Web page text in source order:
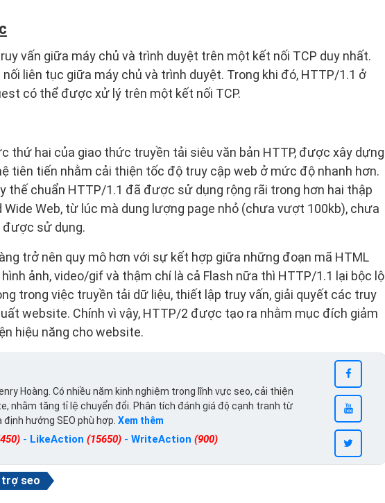
vấn giữa máy chủ và trình duyệt trên một kết nối TCP duy nhất.
liên tục giữa máy chủ và trình duyệt. Trong khi đó, HTTP/1.1 ở
có thể được xử lý trên một kết nối TCP.
thứ hai của giao thức truyền tải siêu văn bản HTTP, được xây dựng
tiên tiến nhằm cải thiện tốc độ truy cập web ở mức độ nhanh hơn.
thế chuẩn HTTP/1.1 đã được sử dụng rộng rãi trong hơn hai thập
Wide Web, từ lúc mà dung lượng page nhỏ (chưa vượt 100kb), chưa
được sử dụng.
trở nên quy mô hơn với sự kết hợp giữa những đoạn mã HTML
ảnh, video/gif và thậm chí là cả Flash nữa thì HTTP/1.1 lại bộc lộ
trong việc truyền tải dữ liệu, thiết lập truy vấn, giải quyết các truy
website. Chính vì vậy, HTTP/2 được tạo ra nhằm mục đích giảm
hiệu năng cho website.
Hoàng. Có nhiều năm kinh nghiệm trong lĩnh vực seo, cải thiện
nhằm tăng tỉ lệ chuyển đổi. Phân tích đánh giá độ cạnh tranh từ
hướng SEO phù hợp. Xem thêm
- LikeAction (15650) - WriteAction (900)
trợ seo